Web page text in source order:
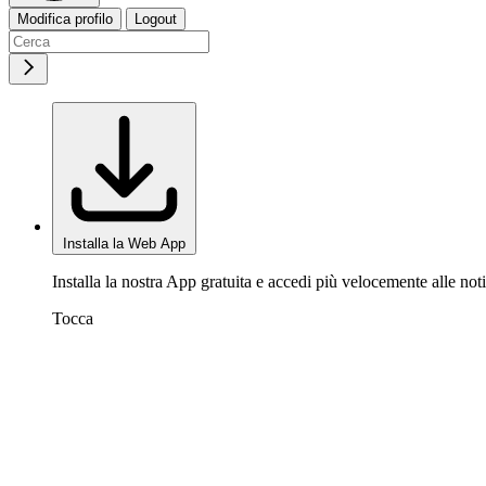
Modifica profilo Logout
Installa la Web App
Installa la nostra App gratuita e accedi più velocemente alle
Tocca